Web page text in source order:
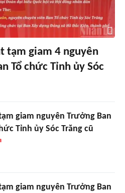
tạm giam 4 nguyên
Tổ chức Tỉnh ủy Sóc
giam nguyên Trưởng Ban
Tỉnh ủy Sóc Trăng cũ
giam nguyên Trưởng Ban